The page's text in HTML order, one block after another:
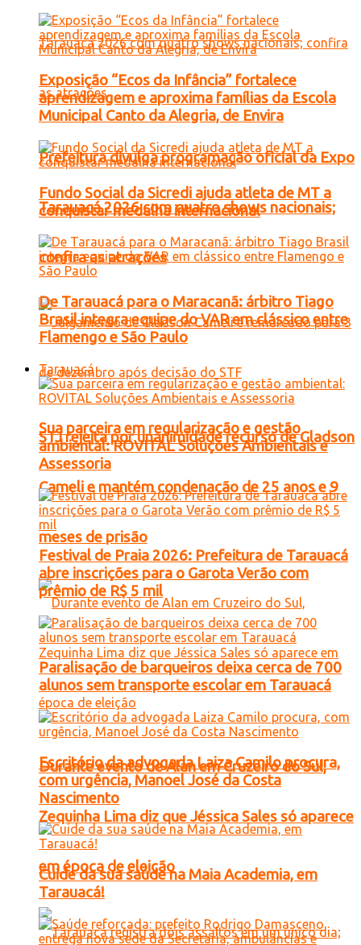
Prefeitura divulga programação oficial da Expo
Tarauacá 2026 com quatro shows nacionais;
confira as atrações
STJ rejeita por unanimidade recurso de Gladson
Cameli e mantém condenação de 25 anos e 9
meses de prisão
Durante evento de Alan em Cruzeiro do Sul,
Zequinha Lima diz que Jéssica Sales só aparece
em época de eleição
Exposição “Ecos da Infância” fortalece
aprendizagem e aproxima famílias da Escola
Municipal Canto da Alegria, de Envira
Fundo Social da Sicredi ajuda atleta de MT a
conquistar medalha internacional
De Tarauacá para o Maracanã: árbitro Tiago
Brasil integra equipe do VAR em clássico entre
Flamengo e São Paulo
Tarauacá
Sua parceira em regularização e gestão
ambiental: ROVITAL Soluções Ambientais e
Assessoria
Festival de Praia 2026: Prefeitura de Tarauacá
abre inscrições para o Garota Verão com
prêmio de R$ 5 mil
Paralisação de barqueiros deixa cerca de 700
alunos sem transporte escolar em Tarauacá
Escritório da advogada Laiza Camilo procura,
com urgência, Manoel José da Costa
Nascimento
Cuide da sua saúde na Maia Academia, em
Tarauacá!